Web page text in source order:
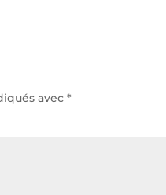
avec*